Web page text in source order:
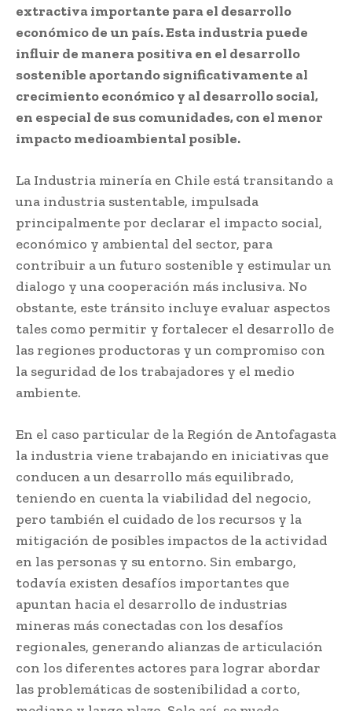
extractiva importante para el desarrollo
económico de un país. Esta industria puede
influir de manera positiva en el desarrollo
sostenible aportando significativamente al
crecimiento económico y al desarrollo social,
en especial de sus comunidades, con el menor
impacto medioambiental posible.
La Industria minería en Chile está transitando a
una industria sustentable, impulsada
principalmente por declarar el impacto social,
económico y ambiental del sector, para
contribuir a un futuro sostenible y estimular un
dialogo y una cooperación más inclusiva. No
obstante, este tránsito incluye evaluar aspectos
tales como permitir y fortalecer el desarrollo de
las regiones productoras y un compromiso con
la seguridad de los trabajadores y el medio
ambiente.
En el caso particular de la Región de Antofagasta
la industria viene trabajando en iniciativas que
conducen a un desarrollo más equilibrado,
teniendo en cuenta la viabilidad del negocio,
pero también el cuidado de los recursos y la
mitigación de posibles impactos de la actividad
en las personas y su entorno. Sin embargo,
todavía existen desafíos importantes que
apuntan hacia el desarrollo de industrias
mineras más conectadas con los desafíos
regionales, generando alianzas de articulación
con los diferentes actores para lograr abordar
las problemáticas de sostenibilidad a corto,